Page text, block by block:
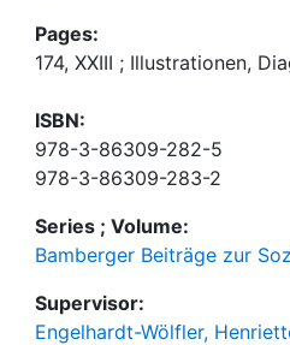
Pages:
174, XXIII ; Illustrationen,
ISBN:
978-3-86309-282-5
978-3-86309-283-2
Series ; Volume:
Bamberger Beiträge zur
Supervisor:
Engelhardt-Wölfler,